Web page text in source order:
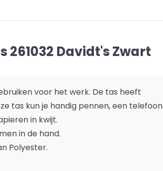
261032 Davidt's Zwart
voor het werk. De tas heeft
tas kun je handig pennen, een telefoon
in kwijt.
in de hand.
Polyester.